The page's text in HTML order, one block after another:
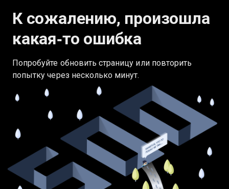
К сожалению, произошла
какая‑то ошибка
Попробуйте обновить страницу или повторить
попытку через несколько минут.